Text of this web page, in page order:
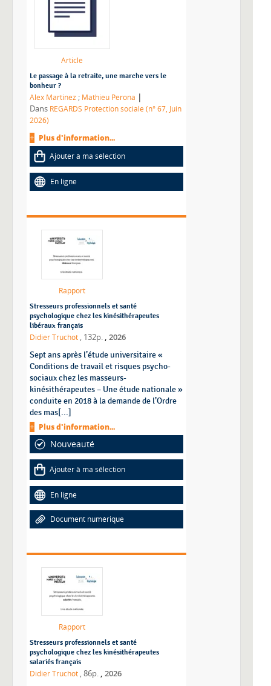
Article
Le passage à la retraite, une marche vers le
bonheur ?
Alex Martinez ; Mathieu Perona |
Dans REGARDS Protection sociale (n° 67, Juin
2026)
Plus d'information...
Ajouter à ma sélection
En ligne
Rapport
Stresseurs professionnels et santé
psychologique chez les kinésithérapeutes
libéraux français
Didier Truchot , 132p. ,2026
Sept ans après l’étude universitaire «
Conditions de travail et risques psycho-
sociaux chez les masseurs-
kinésithérapeutes – Une étude nationale »
conduite en 2018 à la demande de l’Ordre
des mas[...]
Plus d'information...
Nouveauté
Ajouter à ma sélection
En ligne
Document numérique
Rapport
Stresseurs professionnels et santé
psychologique chez les kinésithérapeutes
salariés français
Didier Truchot , 86p. ,2026